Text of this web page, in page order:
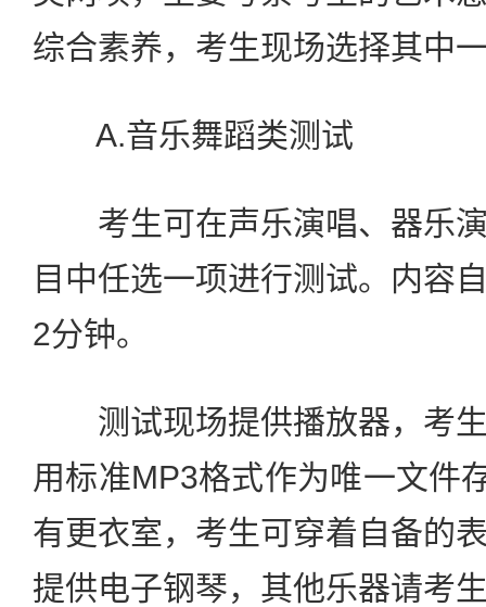
综合素养，考生现场选择其中
A.音乐舞蹈类测试
考生可在声乐演唱、器乐演
目中任选一项进行测试。内容
2分钟。
测试现场提供播放器，考生
用标准MP3格式作为唯一文件
有更衣室，考生可穿着自备的
提供电子钢琴，其他乐器请考